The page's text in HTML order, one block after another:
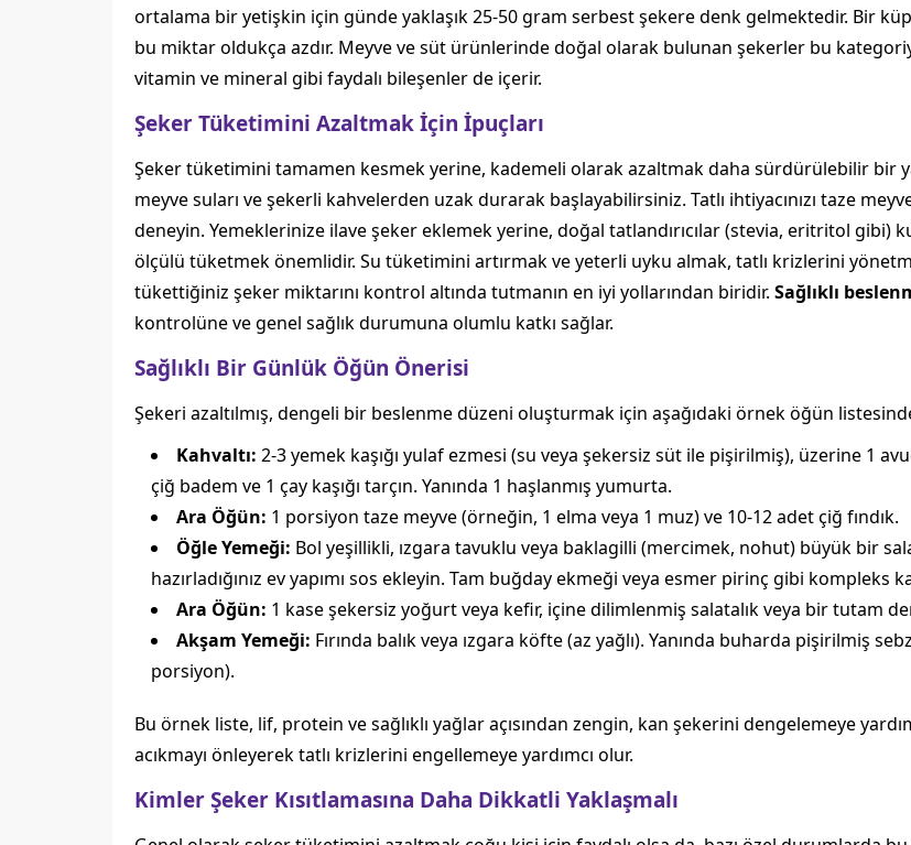
ortalama bir yetişkin için günde yaklaşık 25-50 gram serbest şekere denk gelmektedir. Bir
bu miktar oldukça azdır. Meyve ve süt ürünlerinde doğal olarak bulunan şekerler bu
vitamin ve mineral gibi faydalı bileşenler de içerir.
Şeker Tüketimini Azaltmak İçin İpuçları
Şeker tüketimini tamamen kesmek yerine, kademeli olarak azaltmak daha sürdürülebilir bir
meyve suları ve şekerli kahvelerden uzak durarak başlayabilirsiniz. Tatlı ihtiyacınızı taze
deneyin. Yemeklerinize ilave şeker eklemek yerine, doğal tatlandırıcılar (stevia, eritritol gibi)
ölçülü tüketmek önemlidir. Su tüketimini artırmak ve yeterli uyku almak, tatlı krizlerini
tükettiğiniz şeker miktarını kontrol altında tutmanın en iyi yollarından biridir. Sağlıklı
kontrolüne ve genel sağlık durumuna olumlu katkı sağlar.
Sağlıklı Bir Günlük Öğün Önerisi
Şekeri azaltılmış, dengeli bir beslenme düzeni oluşturmak için aşağıdaki örnek öğün
Kahvaltı: 2-3 yemek kaşığı yulaf ezmesi (su veya şekersiz süt ile pişirilmiş), üzerine 1
çiğ badem ve 1 çay kaşığı tarçın. Yanında 1 haşlanmış yumurta.
Ara Öğün: 1 porsiyon taze meyve (örneğin, 1 elma veya 1 muz) ve 10-12 adet çiğ fındık.
Öğle Yemeği: Bol yeşillikli, ızgara tavuklu veya baklagilli (mercimek, nohut) büyük bir
hazırladığınız ev yapımı sos ekleyin. Tam buğday ekmeği veya esmer pirinç gibi
Ara Öğün: 1 kase şekersiz yoğurt veya kefir, içine dilimlenmiş salatalık veya bir tutam
Akşam Yemeği: Fırında balık veya ızgara köfte (az yağlı). Yanında buharda pişirilmiş
porsiyon).
Bu örnek liste, lif, protein ve sağlıklı yağlar açısından zengin, kan şekerini dengelemeye
acıkmayı önleyerek tatlı krizlerini engellemeye yardımcı olur.
Kimler Şeker Kısıtlamasına Daha Dikkatli Yaklaşmalı